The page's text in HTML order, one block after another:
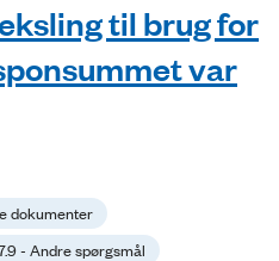
til brug for
var
dokumenter
- Andre spørgsmål